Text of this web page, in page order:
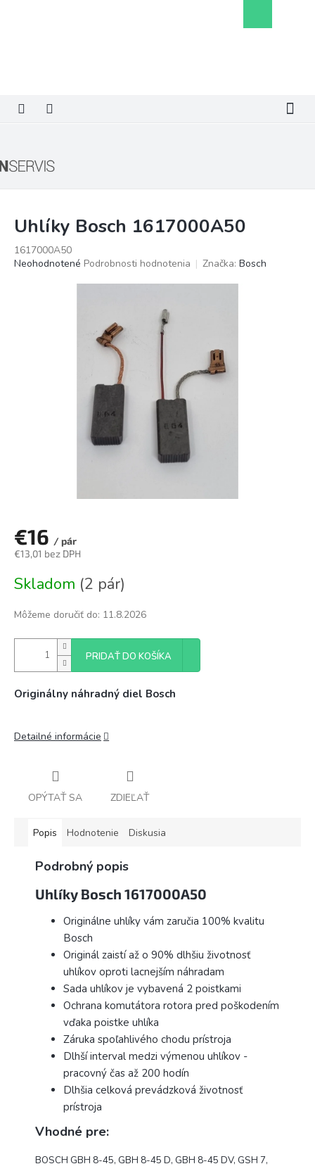
košík
Uhlíky Bosch 1617000A50
1617000A50
Priemerné
Neohodnotené Podrobnosti hodnotenia Značka: Bosch
€16 / pár
€13,01 bez DPH
cena:
Skladom (2 pár)
Môžeme doručiť do: 11.8.2026
PRIDAŤ DO KOŠÍKA
Originálny náhradný diel Bosch
Detailné informácie
OPÝTAŤ SA ZDIEĽAŤ
Popis Hodnotenie Diskusia
Podrobný popis
Uhlíky Bosch 1617000A50
Originálne uhlíky vám zaručia 100% kvalitu
Bosch
Originál zaistí až o 90% dlhšiu životnosť
uhlíkov oproti lacnejším náhradam
Sada uhlíkov je vybavená 2 poistkami
Ochrana komutátora rotora pred poškodením
vďaka poistke uhlíka
Záruka spoľahlivého chodu prístroja
Dlhší interval medzi výmenou uhlíkov -
pracovný čas až 200 hodín
Dlhšia celková prevádzková životnosť
prístroja
Vhodné pre:
BOSCH GBH 8-45, GBH 8-45 D, GBH 8-45 DV, GSH 7,